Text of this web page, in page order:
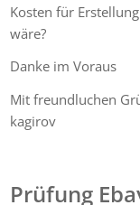
Kosten für
wäre?
Danke im Voraus
Mit freundluchen
kagirov
Prüfung